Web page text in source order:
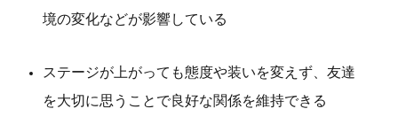
境の変化などが影響している
ステージが上がっても態度や装いを変えず、友達
を大切に思うことで良好な関係を維持できる